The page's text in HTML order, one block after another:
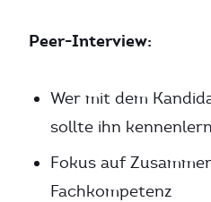
Peer-Interview:
Wer mit dem
sollte ihn
Fokus auf
Fachkompetenz